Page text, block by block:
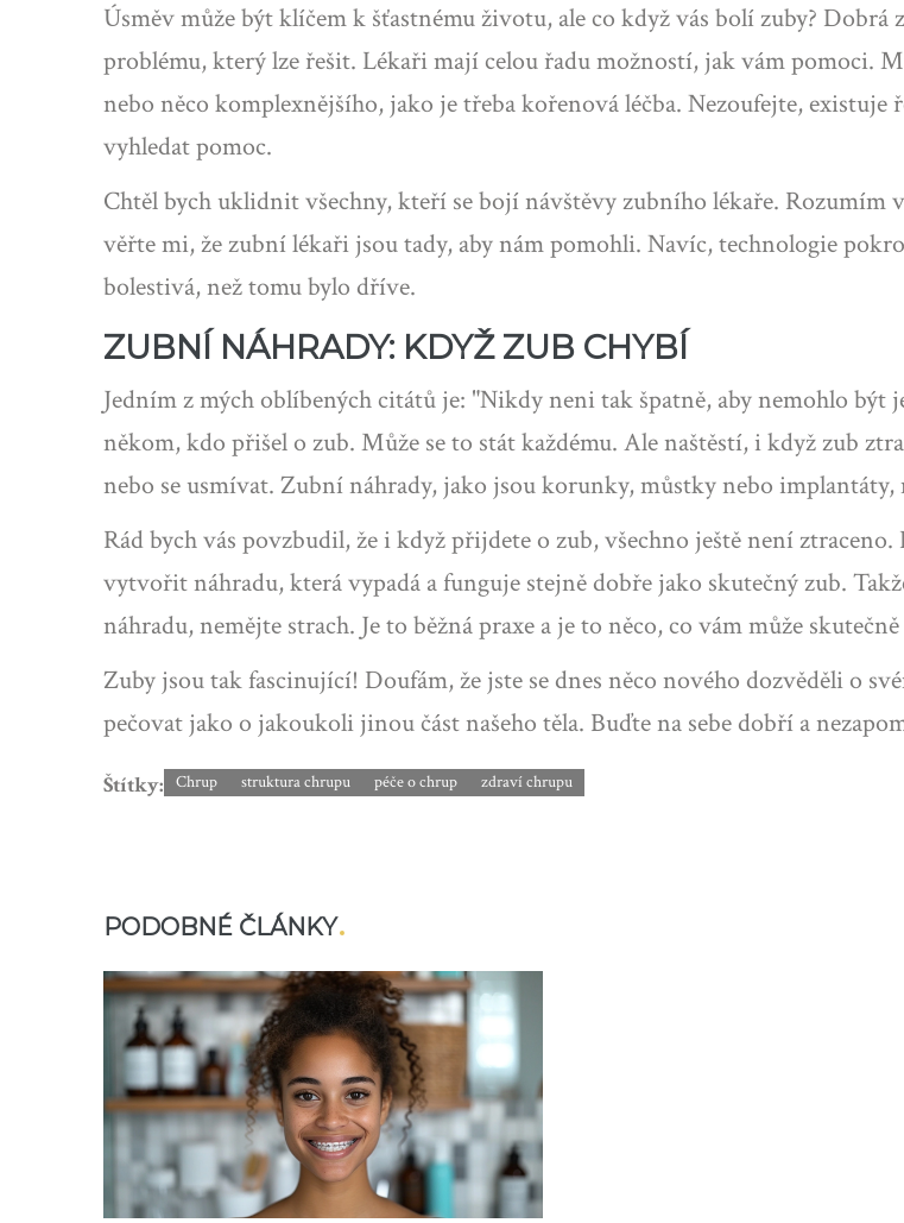
Úsměv může být klíčem k šťastnému životu, ale co když vás bolí zuby?
problému, který lze řešit. Lékaři mají celou řadu možností, jak vám pomoci.
nebo něco komplexnějšího, jako je třeba kořenová léčba. Nezoufejte,
vyhledat pomoc.
Chtěl bych uklidnit všechny, kteří se bojí návštěvy zubního lékaře. Rozumím
věřte mi, že zubní lékaři jsou tady, aby nám pomohli. Navíc, technologie
bolestivá, než tomu bylo dříve.
ZUBNÍ NÁHRADY: KDYŽ ZUB CHYBÍ
Jedním z mých oblíbených citátů je: "Nikdy neni tak špatně, aby nemohlo
někom, kdo přišel o zub. Může se to stát každému. Ale naštěstí, i když zub
nebo se usmívat. Zubní náhrady, jako jsou korunky, můstky nebo
Rád bych vás povzbudil, že i když přijdete o zub, všechno ještě není
vytvořit náhradu, která vypadá a funguje stejně dobře jako skutečný zub.
náhradu, nemějte strach. Je to běžná praxe a je to něco, co vám může
Zuby jsou tak fascinující! Doufám, že jste se dnes něco nového dozvěděli o
pečovat jako o jakoukoli jinou část našeho těla. Buďte na sebe dobří a
Štítky: Chrup struktura chrupu péče o chrup zdraví chrupu
PODOBNÉ ČLÁNKY